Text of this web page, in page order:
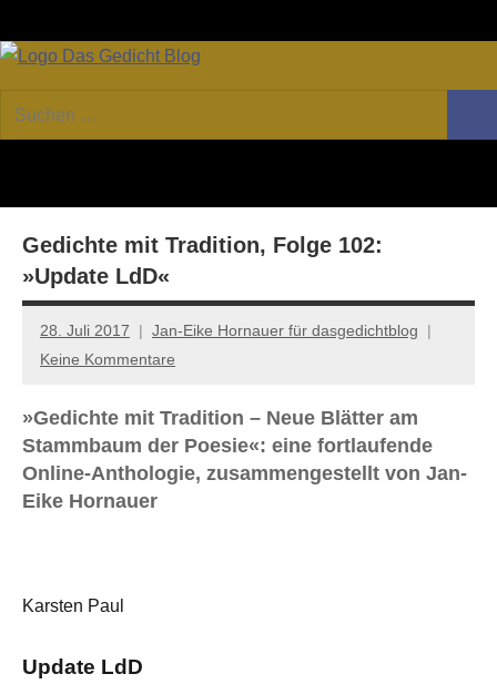
Inhalt
GEDICHT
Forum
von
Lyrik,
Essay
Suchen
nach:
Gedichte mit Tradition, Folge 102:
»Update LdD«
28. Juli 2017
Jan-Eike Hornauer für dasgedichtblog
Keine Kommentare
»Gedichte mit Tradition – Neue Blätter am
Stammbaum der Poesie«: eine fortlaufende
Online-Anthologie, zusammengestellt von Jan-
Eike Hornauer
Karsten Paul
Update LdD